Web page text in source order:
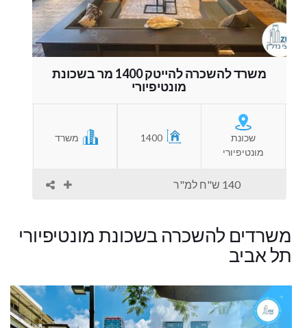
משרד להשכרה להייטק 1400 מר בשכונת
מונטיפיורי
שכונת
מונטיפיורי
1400 משרד
140 ש"ח למ"ר
משרדים להשכרה בשכונת מונטיפיורי
תל אביב